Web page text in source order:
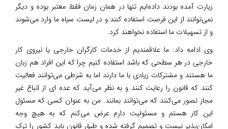
زیارت آمده بودند داده‌ایم تنها در همان زمان فقط معتبر بوده و دیگر
نمی‌توانند از این فرصت استفاده کنند و در لیست سیاه ما وارد می‌شوند
و از تسهیلات ما استفاده نخواهند کرد.
وی ادامه داد: ما علاقمندیم از خدمات کارگران خارجی یا نیروی کار
خارجی در هر سطحی که باشد استفاده کنیم چرا که این افراد هم زبان
ما هستند و مشترکات زیادی با ما دارند اما به شرطی می‌توانند فعالیت
کنند که قانون را رعایت کنند و به نظر می‌آید که عده ای از اتباع غیر
مجاز تصور می‌کنند که می‌توانند بمانند. من به عنوان کسی که مسئول
این کار هستم و مسئولیت دارم عرض می‌کنم که به هیچ وجه
امکان‌پذیر نیست و تصمیم گرفته شده و طبق قانون باید کشور را ترک